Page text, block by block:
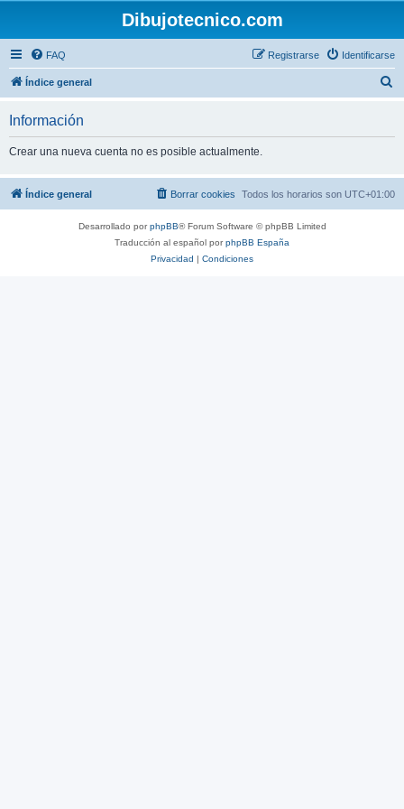
Dibujotecnico.com
FAQ Identificarse
Registrarse
Índice general
r
Información
Crear una nueva cuenta no es posible actualmente.
Índice general Todos los horarios son UTC+01:00
Borrar cookies
Desarrollado porphpBB® Forum Software © phpBB Limited
Traducción al español porphpBB España
Privacidad | Condiciones